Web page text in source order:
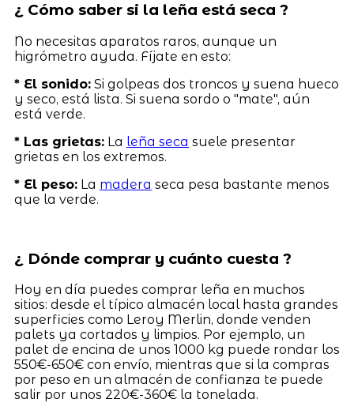
¿ Cómo saber si la leña está seca ?
No necesitas aparatos raros, aunque un
higrómetro ayuda. Fíjate en esto:
* El sonido:Si golpeas dos troncos y suena hueco
y seco, está lista. Si suena sordo o "mate", aún
está verde.
* Las grietas:La leña seca suele presentar
grietas en los extremos.
* El peso:La madera seca pesa bastante menos
que la verde.
¿ Dónde comprar y cuánto cuesta ?
Hoy en día puedes comprar leña en muchos
sitios: desde el típico almacén local hasta grandes
superficies como Leroy Merlin, donde venden
palets ya cortados y limpios. Por ejemplo, un
palet de encina de unos 1000 kg puede rondar los
550€-650€ con envío, mientras que si la compras
por peso en un almacén de confianza te puede
salir por unos 220€-360€ la tonelada.